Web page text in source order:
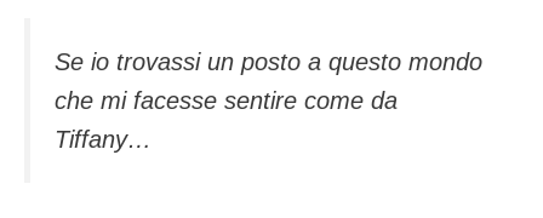
Se io trovassi un posto a questo mondo
che mi facesse sentire come da
Tiffany…